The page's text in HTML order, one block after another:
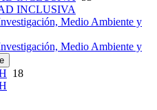
INCLUSIVA
Medio Ambiente y
Medio Ambiente y
18